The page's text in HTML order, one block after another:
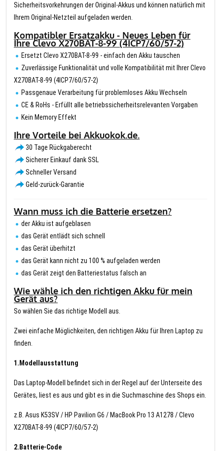
Sicherheitsvorkehrungen der Original-Akkus und können natürlich mit
Ihrem Original-Netzteil aufgeladen werden.
Kompatibler Ersatzakku - Neues Leben für
Ihre Clevo X270BAT-8-99 (4ICP7/60/57-2)
Ersetzt Clevo X270BAT-8-99 - einfach den Akku tauschen
Zuverlässige Funktionalität und volle Kompatibilität mit Ihrer Clevo
X270BAT-8-99 (4ICP7/60/57-2)
Passgenaue Verarbeitung für problemloses Akku Wechseln
CE & RoHs - Erfüllt alle betriebssicherheitsrelevanten Vorgaben
Kein Memory Effekt
Ihre Vorteile bei Akkuokok.de.
30 Tage Rückgaberecht
Sicherer Einkauf dank SSL
Schneller Versand
Geld-zurück-Garantie
Wann muss ich die Batterie ersetzen?
der Akku ist aufgeblasen
das Gerät entlädt sich schnell
das Gerät überhitzt
das Gerät kann nicht zu 100 % aufgeladen werden
das Gerät zeigt den Batteriestatus falsch an
Wie wähle ich den richtigen Akku für mein
Gerät aus?
So wählen Sie das richtige Modell aus.
Zwei einfache Möglichkeiten, den richtigen Akku für Ihren Laptop zu
finden.
1.Modellausstattung
Das Laptop-Modell befindet sich in der Regel auf der Unterseite des
Gerätes, liest es aus und gibt es in die Suchmaschine des Shops ein.
z.B. Asus K53SV / HP Pavilion G6 / MacBook Pro 13 A1278 / Clevo
X270BAT-8-99 (4ICP7/60/57-2)
2.Batterie-Code